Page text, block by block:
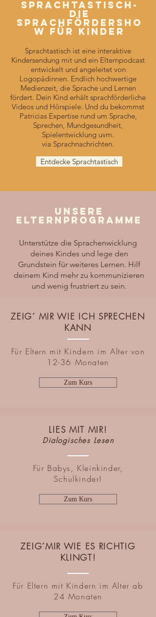
Sprachtastisch-
Die
Sprachfördersho
W für Kinder
Sprachtastisch ist eine interaktive
Kindersendung mit und ein Elternpodcast
entwickelt und angeleitet von
Logopädinnen. Endlich hochwertige
Medienzeit, die Sprache und Lernen
fördert. Dein Kind erhält sprachförderliche
Videos und Hörspiele. Und du bekommst
Patricias Expertise rund um Sprache,
Sprechen, Mundgesundheit,
Spielentwicklung uvm.
via Sprachnachrichten.
Entdecke Sprachtastisch
Unsere
Elternprogramme
Unterstütze die Sprachenwicklung
deines Kindes und lege den
Grundstein für weiteres Lernen. Hilf
deinem Kind mehr zu kommunizieren
und wenig frustriert zu sein.
ZEIG´ MIR WIE ICH SPRECHEN
KANN
Für Eltern mit Kindern im Alter von
12-36 Monaten
Zum Kurs
LIES MIT MIR!
Dialogisches Lesen
Für Babys, Kleinkinder,
Schulkinder!
Zum Kurs
ZEIG´MIR WIE ES RICHTIG
KLINGT!
Für Eltern mit Kindern im Alter ab
24 Monaten